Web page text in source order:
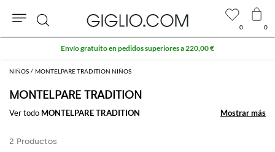
NIÑOS MONTELPARE TRADITION NIÑOS
MONTELPARE TRADITION
Ver todo MONTELPARE TRADITION Mostrar más
Mostrar más
2 Productos
0 0
Buscar
Envío gratuito en pedidos superiores a 220,00 €